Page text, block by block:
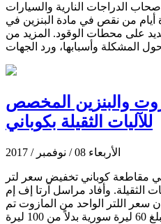
الدراجات النارية والسيارات
أيام من نقص في مادة البنزين في
على محطات الوقود. المزيد من
والبنزين المخصص
للآليات الثقيلة بكوباني
الأربعاء 08 / نوفمبر / 2017
مقاطعة كوباني تخفيض سعر لتر
الثقيلة. وأفاد مراسل آرتا إف إم
سعر اللتر الواحد من المازوت تم